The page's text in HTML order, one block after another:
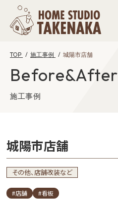
TOP 施工事例 城陽市店舗
Before&After
施工事例
城陽市店舗
その他、店舗改装など
#店舗 #看板